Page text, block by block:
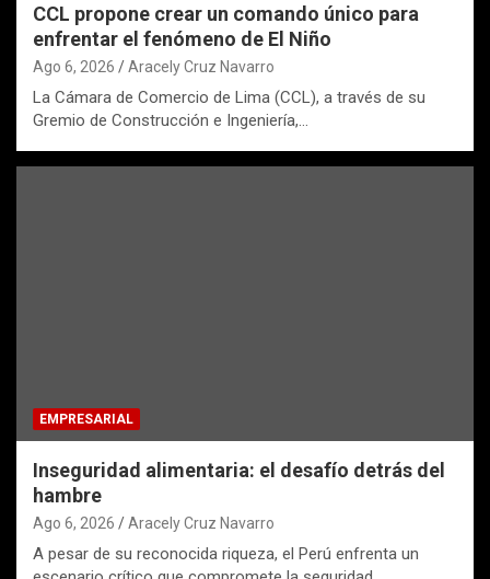
CCL propone crear un comando único para
enfrentar el fenómeno de El Niño
Ago 6, 2026 Aracely Cruz Navarro
La Cámara de Comercio de Lima (CCL), a través de su
Gremio de Construcción e Ingeniería,…
EMPRESARIAL
Inseguridad alimentaria: el desafío detrás del
hambre
Ago 6, 2026 Aracely Cruz Navarro
A pesar de su reconocida riqueza, el Perú enfrenta un